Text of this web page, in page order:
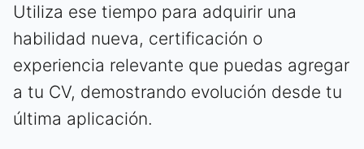
Utiliza ese tiempo para adquirir una
habilidad nueva, certificación o
experiencia relevante que puedas agregar
a tu CV, demostrando evolución desde tu
última aplicación.